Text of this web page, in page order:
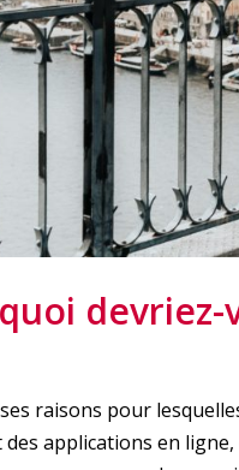
raisons pour
applications en